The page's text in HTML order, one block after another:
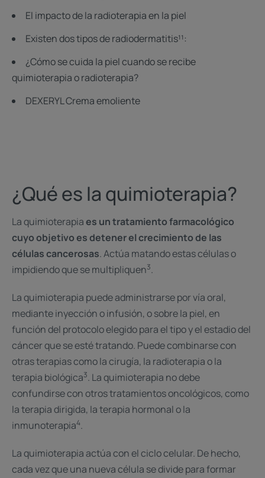
El impacto de la radioterapia en la piel
Existen dos tipos de radiodermatitis¹¹:
¿Cómo se cuida la piel cuando se recibe
quimioterapia o radioterapia?
DEXERYL Crema emoliente
¿Qué es la quimioterapia?
La quimioterapiaes un tratamiento farmacológico
cuyo objetivo es detener el crecimiento de las
células cancerosas. Actúa matando estas células o
impidiendo que se multipliquen3.
La quimioterapia puede administrarse por vía oral,
mediante inyección o infusión, o sobre la piel, en
función del protocolo elegido para el tipo y el estadio del
cáncer que se esté tratando. Puede combinarse con
otras terapias como la cirugía, la radioterapia o la
terapia biológica3. La quimioterapia no debe
confundirse con otros tratamientos oncológicos, como
la terapia dirigida, la terapia hormonal o la
inmunoterapia4. ​
La quimioterapia actúa con el ciclo celular. De hecho,
cada vez que una nueva célula se divide para formar